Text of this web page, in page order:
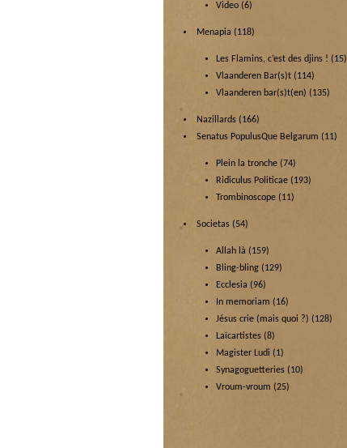
Video (6)
Menapia (118)
Les Flamins, c’est des djins ! (15)
Vlaanderen Bar(s)t (114)
Vlaanderen bar(s)t(en) (135)
Nazillards (166)
Senatus PopulusQue Belgarum (11)
Plein la tronche (74)
Ridiculus Politicae (193)
Trombinoscope (11)
Societas (54)
Allah là (159)
Bling-bling (129)
Ecclesia (96)
In memoriam (16)
Jésus crie (mais quoi ?) (128)
Laïcartistes (8)
Magister Ludi (1)
Synagoguetteries (10)
Vroum-vroum (25)